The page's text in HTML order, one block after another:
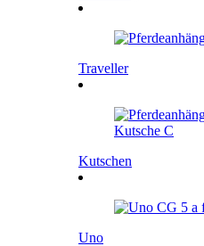
Traveller
Kutschen
Uno